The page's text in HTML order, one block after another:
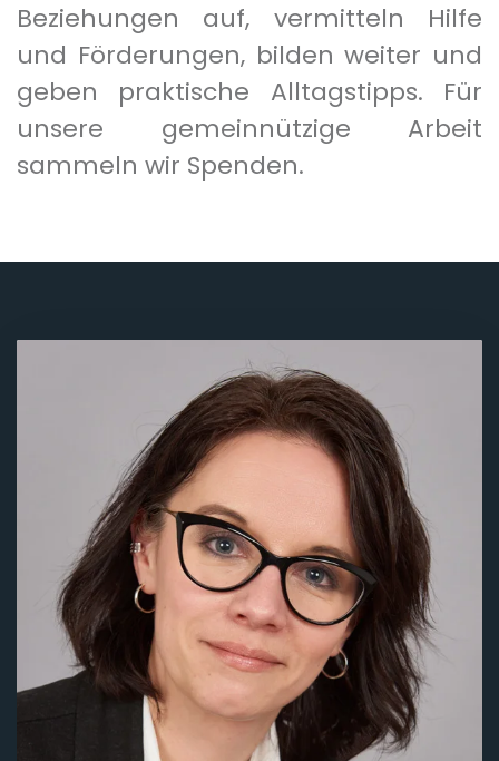
Beziehungen auf, vermitteln Hilfe
und Förderungen, bilden weiter und
geben praktische Alltagstipps. Für
unsere gemeinnützige Arbeit
sammeln wir Spenden.